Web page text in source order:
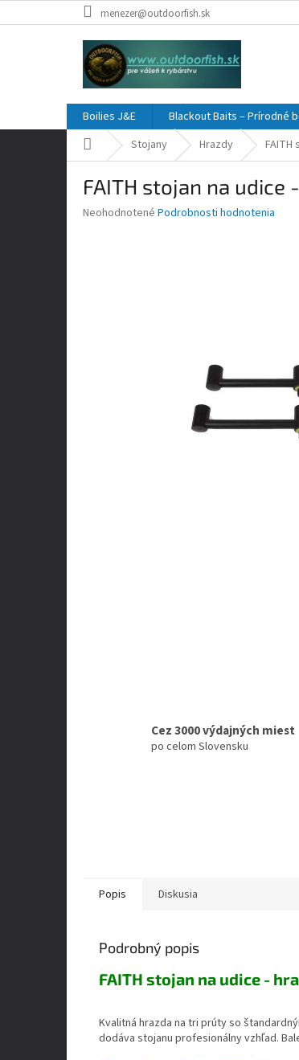
na
menezer@outdoorfish.sk
Boilies J&E Blackout Baits – Prírodné
DomovStojany Hrazdy FAITH
FAITH stojan na
Priemerné
Neohodnotené Podrobnosti hodnotenia
Cez 3000 výdajných miest
po celom Slovensku
Popis Diskusia
Podrobný popis
FAITH stojan na udice -
Kvalitná hrazda na tri prúty so
dodáva stojanu profesionálny vzhľad.